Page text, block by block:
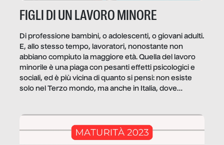
FIGLI DI UN LAVORO MINORE
Di professione bambini, o adolescenti, o giovani adulti.
E, allo stesso tempo, lavoratori, nonostante non
abbiano compiuto la maggiore età. Quella del lavoro
minorile è una piaga con pesanti effetti psicologici e
sociali, ed è più vicina di quanto si pensi: non esiste
solo nel Terzo mondo, ma anche in Italia, dove